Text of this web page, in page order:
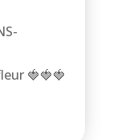
🍓🍓🍓